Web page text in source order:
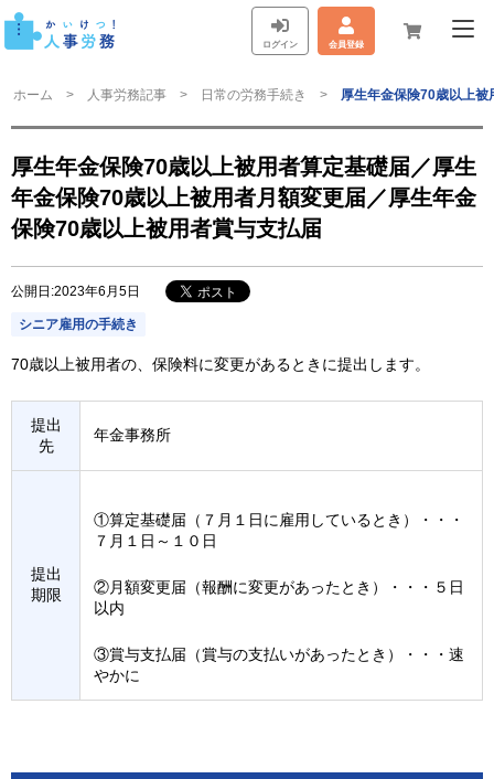
ログイン 会員登録
ホーム 人事労務記事 日常の労務手続き 厚生年金保険70歳以上
厚生年金保険70歳以上被用者算定基礎届／厚生
年金保険70歳以上被用者月額変更届／厚生年金
保険70歳以上被用者賞与支払届
公開日:2023年6月5日
シニア雇用の手続き
70歳以上被用者の、保険料に変更があるときに提出します。
提出
先
年金事務所
提出
期限
①算定基礎届（７月１日に雇用しているとき）・・・
７月１日～１０日
②月額変更届（報酬に変更があったとき）・・・５日
以内
③賞与支払届（賞与の支払いがあったとき）・・・速
やかに